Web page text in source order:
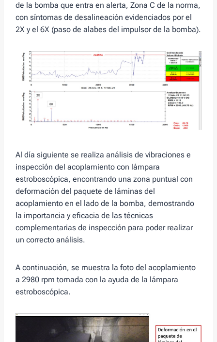
de la bomba que entra en alerta, Zona C de la norma,
con síntomas de desalineación evidenciados por el
2X y el 6X (paso de alabes del impulsor de la bomba).
Al día siguiente se realiza análisis de vibraciones e
inspección del acoplamiento con lámpara
estroboscópica, encontrando una zona puntual con
deformación del paquete de láminas del
acoplamiento en el lado de la bomba, demostrando
la importancia y eficacia de las técnicas
complementarias de inspección para poder realizar
un correcto análisis.
A continuación, se muestra la foto del acoplamiento
a 2980 rpm tomada con la ayuda de la lámpara
estroboscópica.